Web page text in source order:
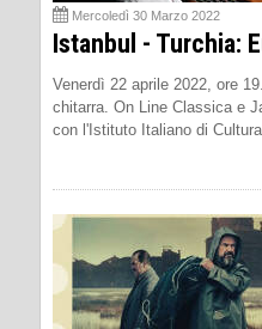
Mercoledì 30 Marzo 2022
Istanbul - Turchia:
Venerdì 22 aprile 2022, ore
chitarra. On Line Classica e
con l'Istituto Italiano di